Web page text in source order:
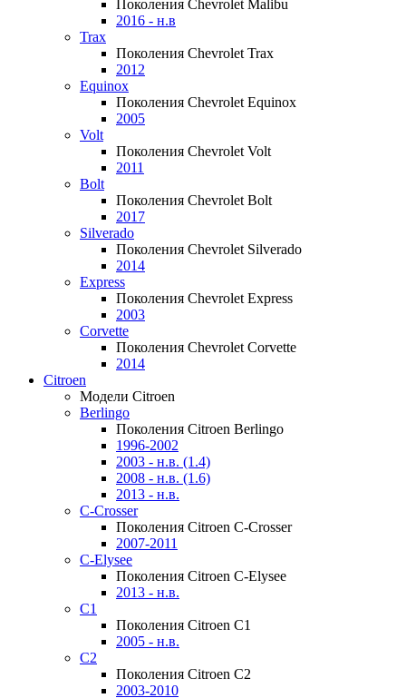
Поколения Chevrolet Malibu
2016 - н.в
Trax
Поколения Chevrolet Trax
2012
Equinox
Поколения Chevrolet Equinox
2005
Volt
Поколения Chevrolet Volt
2011
Bolt
Поколения Chevrolet Bolt
2017
Silverado
Поколения Chevrolet Silverado
2014
Express
Поколения Chevrolet Express
2003
Corvette
Поколения Chevrolet Corvette
2014
Citroen
Модели Citroen
Berlingo
Поколения Citroen Berlingo
1996-2002
2003 - н.в. (1.4)
2008 - н.в. (1.6)
2013 - н.в.
C-Crosser
Поколения Citroen C-Crosser
2007-2011
C-Elysee
Поколения Citroen C-Elysee
2013 - н.в.
C1
Поколения Citroen C1
2005 - н.в.
C2
Поколения Citroen C2
2003-2010